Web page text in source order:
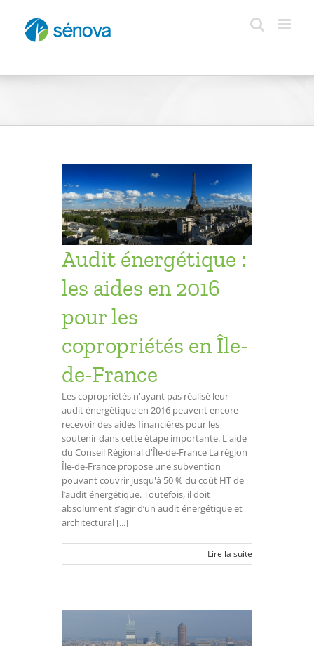
contenu
Audit énergétique :
les aides en 2016
pour les
copropriétés en Île-
de-France
Les copropriétés n'ayant pas réalisé leur
audit énergétique en 2016 peuvent encore
recevoir des aides financières pour les
soutenir dans cette étape importante. L'aide
du Conseil Régional d'Île-de-France La région
Île-de-France propose une subvention
pouvant couvrir jusqu'à 50 % du coût HT de
l’audit énergétique. Toutefois, il doit
absolument s’agir d’un audit énergétique et
architectural [...]
Lire la suite